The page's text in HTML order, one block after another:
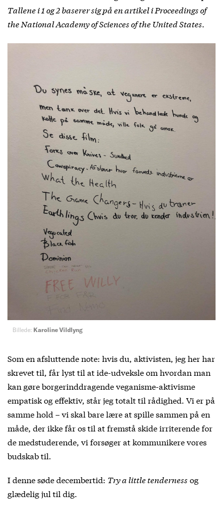
Tallene i 1 og 2 baserer sig påen artikeli Proceedings of
the National Academy of Sciences of the United States.
Billede: Karoline Vildlyng
Som en afsluttende note: hvis du, aktivisten, jeg her har
skrevet til, får lyst til at ide-udveksle om hvordan man
kan gøre borgerinddragende veganisme-aktivisme
empatisk og effektiv, står jeg totalt til rådighed. Vi er på
samme hold – vi skal bare lære at spille sammen på en
måde, der ikke får os til at fremstå skide irriterende for
de medstuderende, vi forsøger at kommunikere vores
budskab til.
I denne søde decembertid: Try a little tenderness og
glædelig jul til dig.